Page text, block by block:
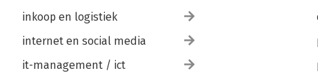
inkoop en logistiek
internet en social media
it-management / ict